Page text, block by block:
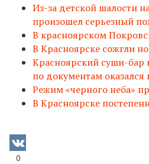
Из-за детской шалости
произошел серьезный
В красноярском
В Красноярске сожгли
Красноярский суши-бар
по документам оказался
Режим «черного неба»
В Красноярске
0